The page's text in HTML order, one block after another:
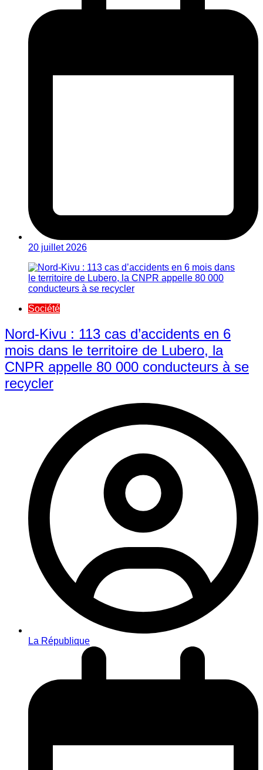
20 juillet 2026
Société
Nord-Kivu : 113 cas d’accidents en 6
mois dans le territoire de Lubero, la
CNPR appelle 80 000 conducteurs à se
recycler
La République